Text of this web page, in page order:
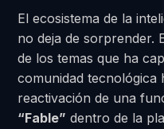
El ecosistema de la
no deja de sorprender.
de los temas que ha
comunidad tecnológica
reactivación de una
“Fable” dentro de la